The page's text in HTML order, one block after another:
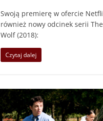
Swoją premierę w ofercie
również nowy odcinek serii
Wolf (2018):
Czytaj dalej